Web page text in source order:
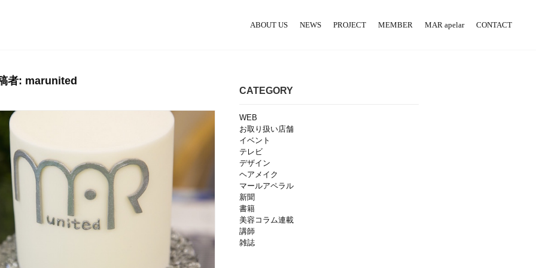
ABOUT US NEWS PROJECT MEMBER MAR apelar CONTACT
者: marunited
CATEGORY
WEB
お取り扱い店舗
イベント
テレビ
デザイン
ヘアメイク
マールアペラル
新聞
書籍
美容コラム連載
講師
雑誌